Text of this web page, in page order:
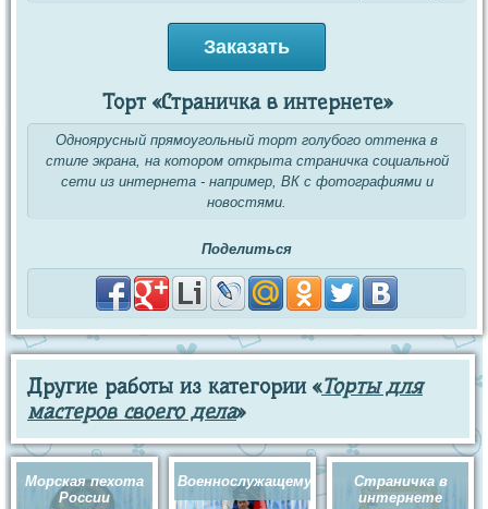
Заказать
Торт «Страничка в интернете»
Одноярусный прямоугольный торт голубого оттенка в
стиле экрана, на котором открыта страничка социальной
сети из интернета - например, ВК с фотографиями и
новостями.
Поделиться
Другие работы из категории «Торты для
мастеров своего дела»
Морская пехота
России
Военнослужащему
Страничка в
интернете